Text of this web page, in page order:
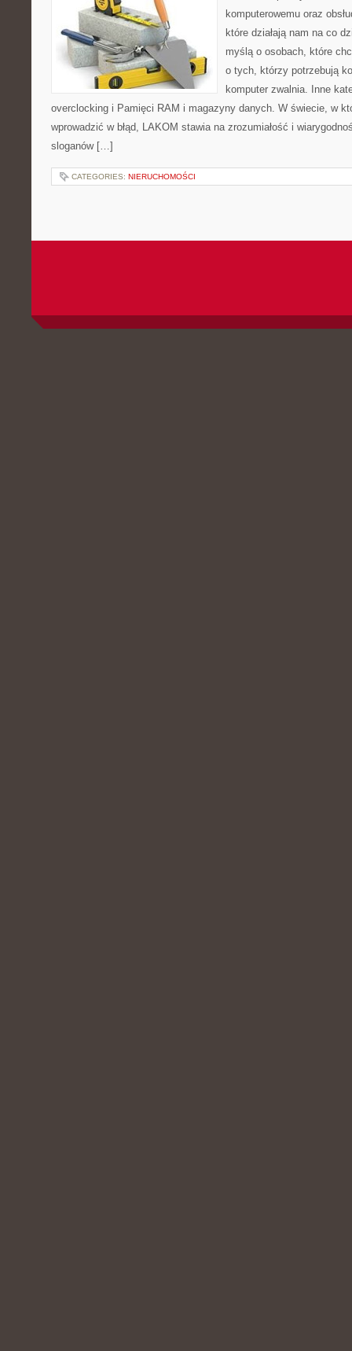
komputerowemu oraz
które działają nam na co
myślą o osobach, które
o tych, którzy potrzebują
komputer zwalnia. Inne
overclocking i Pamięci RAM i magazyny danych. W świecie, w
wprowadzić w błąd, LAKOM stawia na zrozumiałość i
sloganów […]
CATEGORIES: NIERUCHOMOŚCI